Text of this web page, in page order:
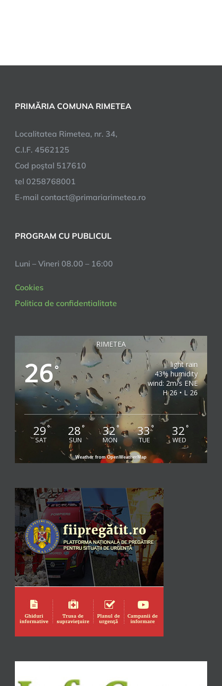
PRIMĂRIA COMUNA RIMETEA
Localitatea Rimetea, nr. 34,
C.I.F. 4562125
Cod poştal 517610
tel 0258768001
E-mail contact@primariarimetea.ro
PROGRAM CU PUBLICUL
Luni – Vineri 08.00 – 16:00
Cookies
Politica de confidentialitate
RIMETEA
26°
light rain
43% humidity
wind: 2m/s ENE
H 26 • L 26
29°
SAT
28°
SUN
32°
MON
33°
TUE
32°
WED
Weather from OpenWeatherMap